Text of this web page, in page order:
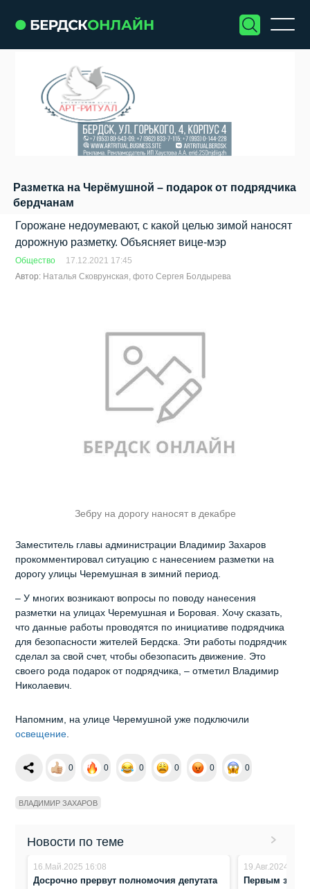
Разметка на Черёмушной – подарок от подрядчика
бердчанам
Горожане недоумевают, с какой целью зимой наносят
дорожную разметку. Объясняет вице-мэр
Общество
17.12.2021 17:45
Автор: Наталья Сковрунская, фото Сергея Болдырева
Зебру на дорогу наносят в декабре
Заместитель главы администрации Владимир Захаров
прокомментировал ситуацию с нанесением разметки на
дорогу улицы Черемушная в зимний период.
– У многих возникают вопросы по поводу нанесения
разметки на улицах Черемушная и Боровая. Хочу сказать,
что данные работы проводятся по инициативе подрядчика
для безопасности жителей Бердска. Эти работы подрядчик
сделал за свой счет, чтобы обезопасить движение. Это
своего рода подарок от подрядчика, – отметил Владимир
Николаевич.
Напомним, на улице Черемушной уже подключили
освещение.
0 0 0 0 0 0
ВЛАДИМИР ЗАХАРОВ
Новости по теме
16.Май.2025 16:08
Досрочно прервут полномочия депутата
19.Авг.2024 9:27
Первым